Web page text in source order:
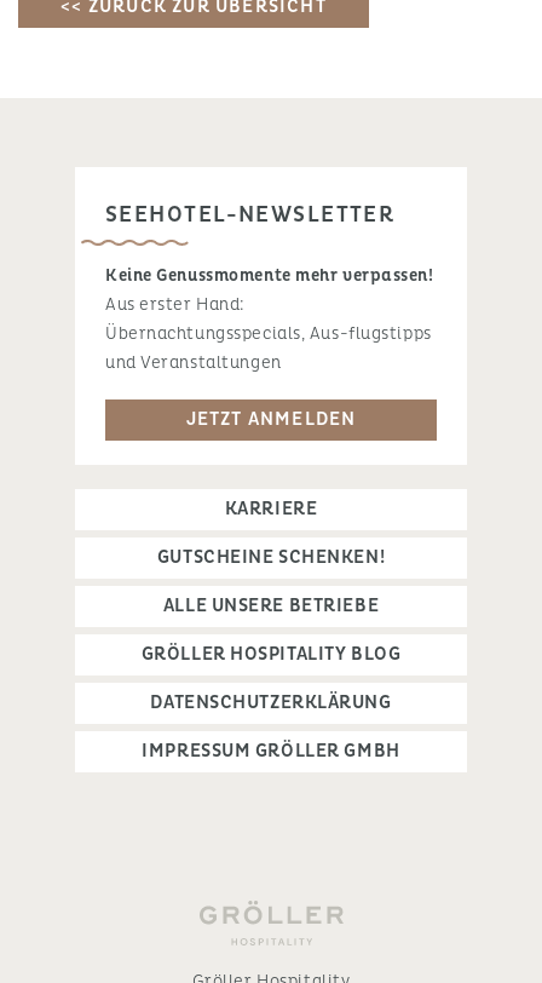
<< ZURÜCK ZUR ÜBERSICHT
SEEHOTEL-NEWSLETTER
Keine Genussmomente mehr verpassen!
Aus erster Hand:
Übernachtungsspecials, Aus-flugstipps
und Veranstaltungen
JETZT ANMELDEN
KARRIERE
GUTSCHEINE SCHENKEN!
ALLE UNSERE BETRIEBE
GRÖLLER HOSPITALITY BLOG
DATENSCHUTZERKLÄRUNG
IMPRESSUM GRÖLLER GMBH